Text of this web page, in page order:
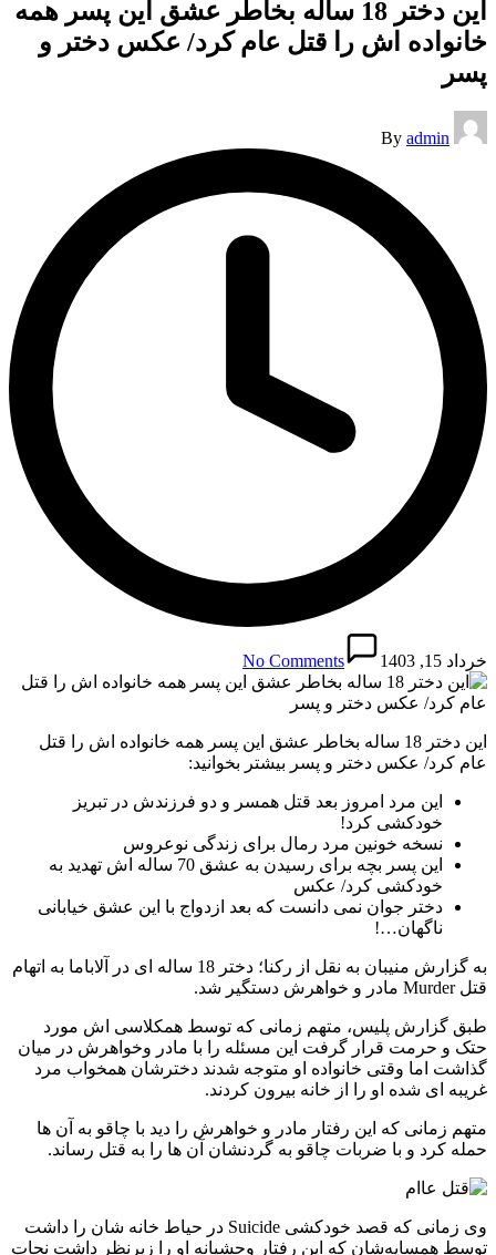
این دختر 18 ساله بخاطر عشق این پسر همه
خانواده اش را قتل عام کرد/ عکس دختر و
پسر
Posted
by
By admin
خرداد 15, 1403 No Comments
این دختر 18 ساله بخاطر عشق این پسر همه خانواده اش را قتل
عام کرد/ عکس دختر و پسر بیشتر بخوانید:
این مرد امروز بعد قتل همسر و دو فرزندش در تبریز
خودکشی کرد!
نسخه خونین مرد رمال برای زندگی نوعروس
این پسر بچه برای رسیدن به عشق 70 ساله اش تهدید به
خودکشی کرد/ عکس
دختر جوان نمی دانست که بعد ازدواج با این عشق خیابانی
ناگهان…!
به گزارش منیبان به نقل از رکنا؛ دختر 18 ساله ای در آلاباما به اتهام
قتل Murder مادر و خواهرش دستگیر شد.
طبق گزارش پلیس، متهم زمانی که توسط همکلاسی اش مورد
حتک و حرمت قرار گرفت این مسئله را با مادر وخواهرش در میان
گذاشت اما وقتی خانواده او متوجه شدند دخترشان همخواب مرد
غریبه ای شده او را از خانه بیرون کردند.
متهم زمانی که این رفتار مادر و خواهرش را دید با چاقو به آن ها
حمله کرد و با ضربات چاقو به گردنشان آن ها را به قتل رساند.
وی زمانی که قصد خودکشی Suicide در حیاط خانه شان را داشت
توسط همسایه‌شان که این رفتار وحشیانه او را زیرنظر داشت نجات